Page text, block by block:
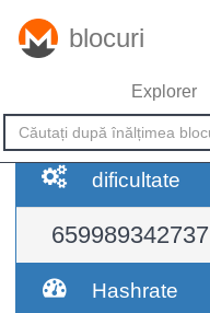
blocuri
Explorer
dificultate
659989342737
Hashrate